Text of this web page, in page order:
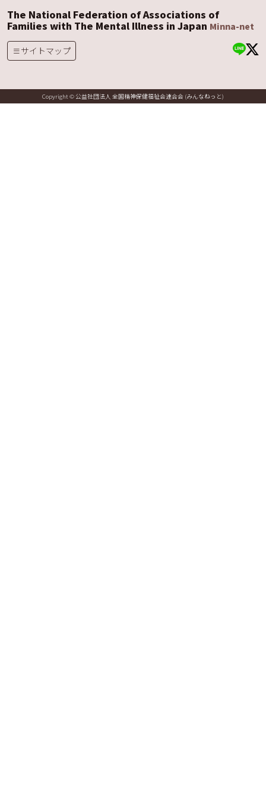
The National Federation of Associations of
Families with The Mental Illness in Japan Minna-net
サイトマップ
Copyright © 公益社団法人 全国精神保健福祉会連合会 (みんなねっと)